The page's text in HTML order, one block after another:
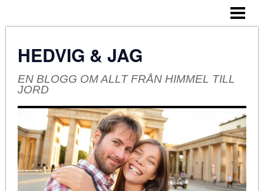
HEDVIG & JAG
EN BLOGG OM ALLT FRÅN HIMMEL TILL
JORD